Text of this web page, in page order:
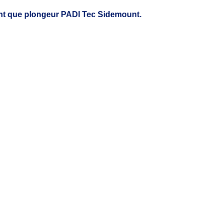
que plongeur PADI Tec Sidemount.